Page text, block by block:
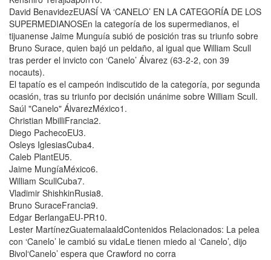
David BenavidezEUASÍ VA ‘CANELO’ EN LA CATEGORÍA DE LOS
SUPERMEDIANOSEn la categoría de los supermedianos, el
tijuanense Jaime Munguía subió de posición tras su triunfo sobre
Bruno Surace, quien bajó un peldaño, al igual que William Scull
tras perder el invicto con ‘Canelo’ Álvarez (63-2-2, con 39
nocauts).
El tapatío es el campeón indiscutido de la categoría, por segunda
ocasión, tras su triunfo por decisión unánime sobre William Scull.
Saúl "Canelo" ÁlvarezMéxico1.
Christian MbilliFrancia2.
Diego PachecoEU3.
Osleys IglesiasCuba4.
Caleb PlantEU5.
Jaime MungíaMéxico6.
William ScullCuba7.
Vladimir ShishkinRusia8.
Bruno SuraceFrancia9.
Edgar BerlangaEU-PR10.
Lester MartínezGuatemalaaldContenidos Relacionados: La pelea
con ‘Canelo’ le cambió su vidaLe tienen miedo al ‘Canelo’, dijo
Bivol‘Canelo’ espera que Crawford no corra